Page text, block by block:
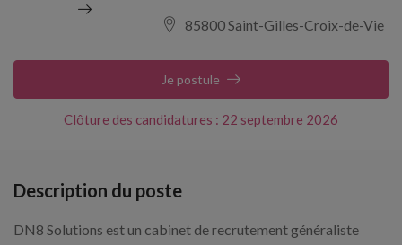
85800 Saint-Gilles-Croix-de-Vie
Clôture des candidatures : 22 septembre 2026
Je postule
Description du poste
DN8 Solutions est un cabinet de recrutement généraliste